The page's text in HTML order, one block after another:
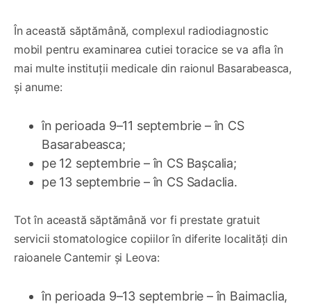
În această săptămână, complexul radiodiagnostic
mobil pentru examinarea cutiei toracice se va afla în
mai multe instituții medicale din raionul Basarabeasca,
și anume:
în perioada 9–11 septembrie – în CS
Basarabeasca;
pe 12 septembrie – în CS Bașcalia;
pe 13 septembrie – în CS Sadaclia.
Tot în această săptămână vor fi prestate gratuit
servicii stomatologice copiilor în diferite localități din
raioanele Cantemir și Leova:
în perioada 9–13 septembrie – în Baimaclia,